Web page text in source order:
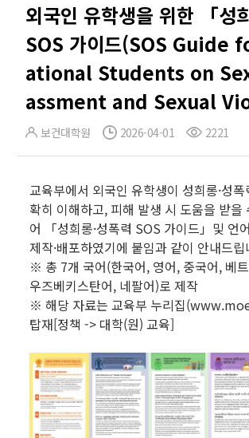
외국인 유학생을 위한 「성
SOS 가이드(SOS Guide
ational Students on
assment and Sexual
보건대학원 2026-04-01 2221
교육부에서 외국인 유학생이 성희롱·성
확히 이해하고, 피해 발생 시 도움을 받을
어 「성희롱·성폭력 SOS 가이드」및 언
제작·배포하였기에 붙임과 같이 안내드
※ 총 7개 국어(한국어, 영어, 중국어, 베
우즈베키스탄어, 네팔어)로 제작
※ 해당 자료는 교육부 누리집
탑재[정책 -> 대학(원) 교육]